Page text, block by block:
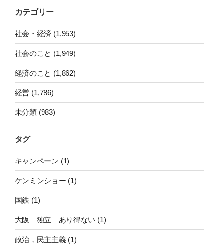
カテゴリー
社会・経済 (1,953)
社会のこと (1,949)
経済のこと (1,862)
経営 (1,786)
未分類 (983)
タグ
キャンペーン (1)
ケンミンショー (1)
国鉄 (1)
大阪 独立 あり得ない (1)
政治，民主主義 (1)